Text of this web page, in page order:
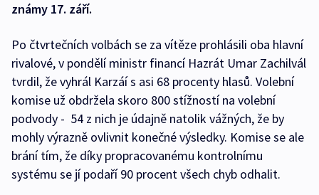
známy 17. září.
Po čtvrtečních volbách se za vítěze prohlásili oba hlavní
rivalové, v pondělí ministr financí Hazrát Umar Zachilvál
tvrdil, že vyhrál Karzáí s asi 68 procenty hlasů. Volební
komise už obdržela skoro 800 stížností na volební
podvody - 54 z nich je údajně natolik vážných, že by
mohly výrazně ovlivnit konečné výsledky. Komise se ale
brání tím, že díky propracovanému kontrolnímu
systému se jí podaří 90 procent všech chyb odhalit.